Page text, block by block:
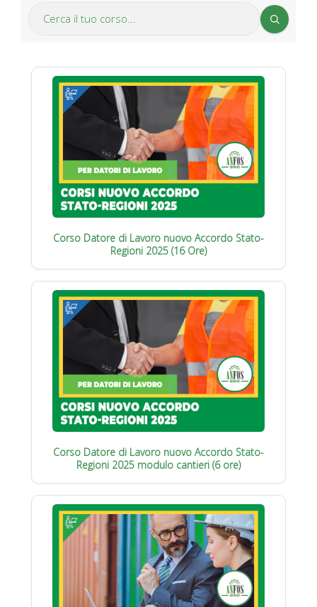
Corso Datore di Lavoro nuovo Accordo Stato-
Regioni 2025 (16 Ore)
Corso Datore di Lavoro nuovo Accordo Stato-
Regioni 2025 modulo cantieri (6 ore)